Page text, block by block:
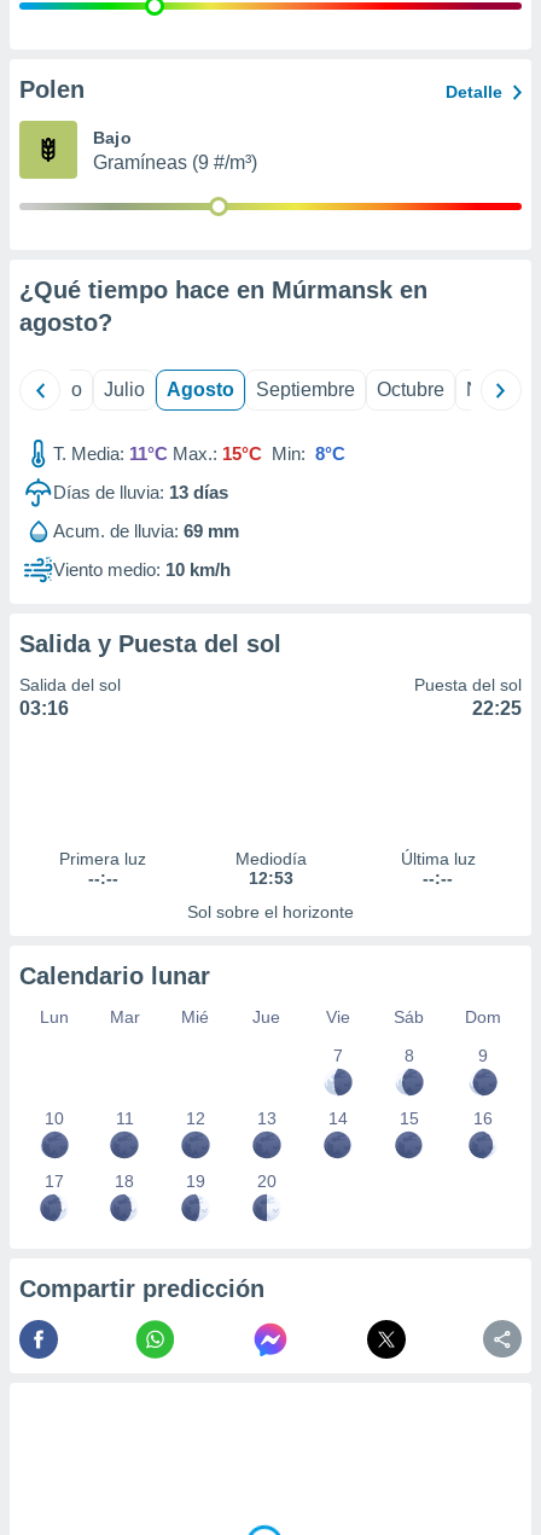
publicidad
de
Polen Detalle
Bajo
Gramíneas (9 #/m³)
¿Qué tiempo hace en Múrmansk en
agosto?
Junio Julio Agosto Septiembre Octubre
T. Media: 11°C Max.: 15°C Min: 8°C
Días de lluvia: 13 días
Acum. de lluvia: 69 mm
Viento medio: 10 km/h
Salida y Puesta del sol
Salida del sol
03:16
Puesta del sol
22:25
Primera luz
--:--
Mediodía
12:53
Última luz
--:--
Sol sobre el horizonte
Calendario lunar
Lun Mar Mié Jue Vie Sáb
Dom
7
8 9
10 11 12 13 14 15 16
17 18 19 20
Compartir predicción